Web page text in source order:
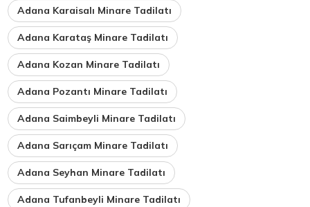
Adana Karaisalı Minare Tadilatı
Adana Karataş Minare Tadilatı
Adana Kozan Minare Tadilatı
Adana Pozantı Minare Tadilatı
Adana Saimbeyli Minare Tadilatı
Adana Sarıçam Minare Tadilatı
Adana Seyhan Minare Tadilatı
Adana Tufanbeyli Minare Tadilatı